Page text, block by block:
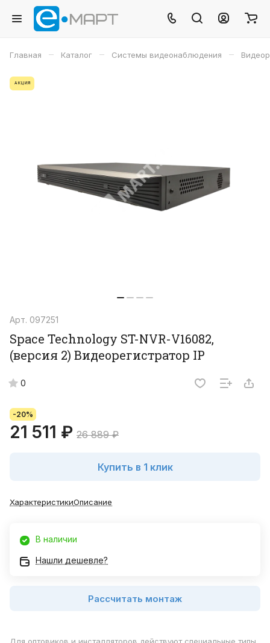
Главная – Каталог – Системы видеонаблюдения –
АКЦИЯ
Арт. 097251
Space Technology ST-NVR-V16082,
(версия 2) Видеорегистратор IP
0
-20%
21 511 ₽ 26 889 ₽
Купить в 1 клик
ХарактеристикиОписание
В наличии
Нашли дешевле?
Рассчитать монтаж